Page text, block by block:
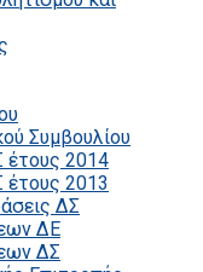
Συμβουλίου
έτους 2014
2013
ΔΣ
ΔΕ
ΔΣ